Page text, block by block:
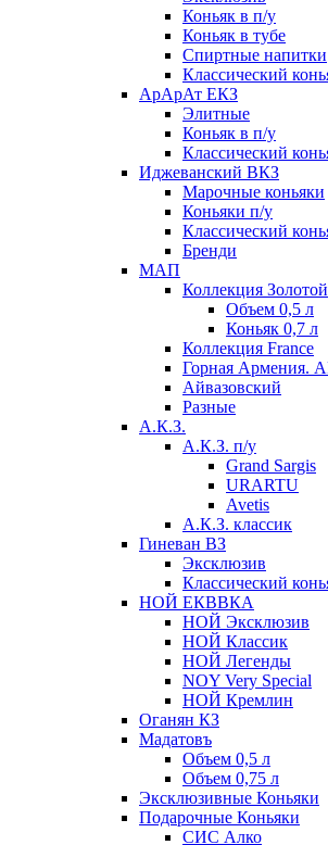
Коньяк в п/у
Коньяк в тубе
Спиртные напитки
Классический
АрАрАт ЕКЗ
Элитные
Коньяк в п/у
Классический
Иджеванский ВКЗ
Марочные коньяки
Коньяки п/у
Классический
Бренди
МАП
Коллекция Золотой
Объем 0,5 л
Коньяк 0,7 л
Коллекция France
Горная Армения.
Айвазовский
Разные
А.К.З.
А.К.З. п/у
Grand Sargis
URARTU
Avetis
А.К.З. классик
Гиневан ВЗ
Эксклюзив
Классический
НОЙ ЕКВВКА
НОЙ Эксклюзив
НОЙ Классик
НОЙ Легенды
NOY Very Speсial
НОЙ Кремлин
Оганян КЗ
Мадатовъ
Объем 0,5 л
Объем 0,75 л
Эксклюзивные Коньяки
Подарочные Коньяки
СИС Алко